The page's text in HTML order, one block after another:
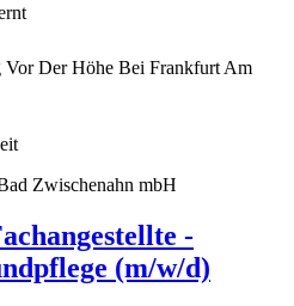
Vor Der Höhe Bei Frankfurt Am
Zwischenahn mbH
-
(m/w/d)